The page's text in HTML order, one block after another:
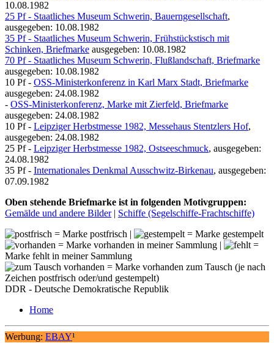
10.08.1982
25 Pf - Staatliches Museum Schwerin, Bauerngesellschaft,
ausgegeben: 10.08.1982
35 Pf - Staatliches Museum Schwerin, Frühstückstisch mit
Schinken, Briefmarke ausgegeben: 10.08.1982
70 Pf - Staatliches Museum Schwerin, Flußlandschaft, Briefmarke
ausgegeben: 10.08.1982
10 Pf - OSS-Ministerkonferenz in Karl Marx Stadt, Briefmarke
ausgegeben: 24.08.1982
- OSS-Ministerkonferenz, Marke mit Zierfeld, Briefmarke
ausgegeben: 24.08.1982
10 Pf - Leipziger Herbstmesse 1982, Messehaus Stentzlers Hof,
ausgegeben: 24.08.1982
25 Pf - Leipziger Herbstmesse 1982, Ostseeschmuck, ausgegeben:
24.08.1982
35 Pf - Internationales Denkmal Ausschwitz-Birkenau, ausgegeben:
07.09.1982
Oben stehende Briefmarke ist in folgenden Motivgruppen:
Gemälde und andere Bilder| Schiffe (Segelschiffe-Frachtschiffe)
= Marke postfrisch |
= Marke gestempelt
= Marke vorhanden in meiner Sammlung |
=
Marke fehlt in meiner Sammlung
= Marke vorhanden zum Tausch (je nach
Zeichen postfrisch oder/und gestempelt)
DDR - Deutsche Demokratische Republik
Home
Werbung: EBAY¹